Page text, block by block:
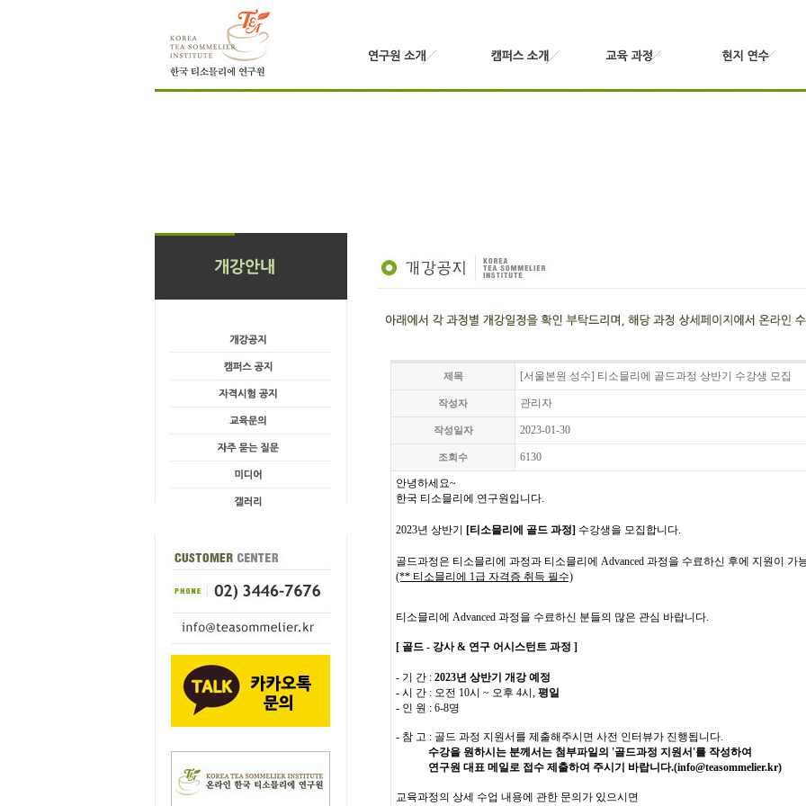
제목 [서울본원 성수] 티소믈리에 골드과정 상반기 수강생 모집
작성자 관리자
작성일자 2023-01-30
조회수 6130
안녕하세요~
한국 티소믈리에 연구원입니다.
2023년 상반기 [티소믈리에 골드 과정] 수강생을 모집합니다.
골드과정은 티소믈리에 과정과 티소믈리에 Advanced 과정을 수료하신 후에 지원이 가
(** 티소믈리에 1급 자격증 취득 필수)
티소믈리에 Advanced 과정을 수료하신 분들의 많은 관심 바랍니다.
[ 골드 - 강사 & 연구 어시스턴트 과정 ]
- 기 간 : 2023년 상반기 개강 예정
- 시 간 : 오전 10시 ~ 오후 4시, 평일
- 인 원 : 6-8명
- 참 고 : 골드 과정 지원서를 제출해주시면 사전 인터뷰가 진행됩니다.
수강을 원하시는 분께서는 첨부파일의 '골드과정 지원서'를 작성하여
연구원 대표 메일로 접수 제출하여 주시기 바랍니다.(info@teasommelier.kr)
교육과정의 상세 수업 내용에 관한 문의가 있으시면